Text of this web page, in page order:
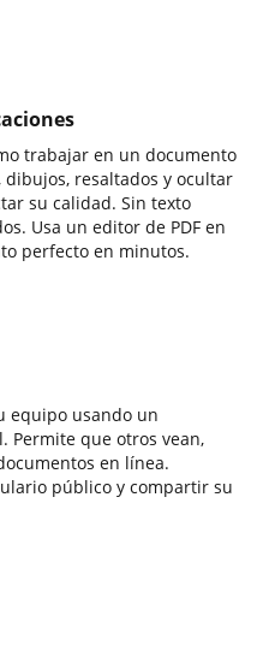
trabajar en un documento
dibujos, resaltados y ocultar
su calidad. Sin texto
Usa un editor de PDF en
perfecto en minutos.
equipo usando un
Permite que otros vean,
en línea.
público y compartir su